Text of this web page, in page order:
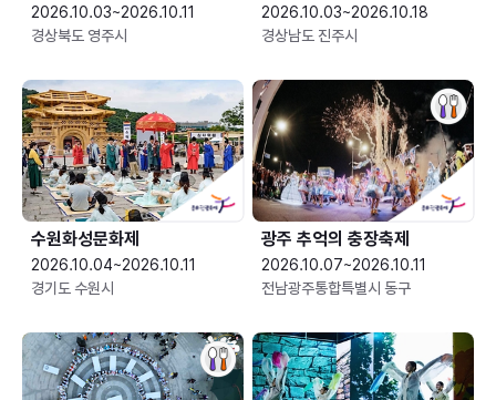
2026.10.03~2026.10.11
경상북도 영주시
2026.10.03~2026.10.18
경상남도 진주시
수원화성문화제
2026.10.04~2026.10.11
경기도 수원시
광주 추억의 충장축제
2026.10.07~2026.10.11
전남광주통합특별시 동구